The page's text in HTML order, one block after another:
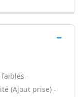
-
(Ajout prise) -